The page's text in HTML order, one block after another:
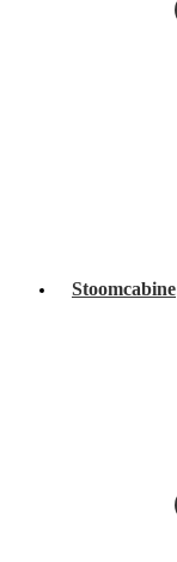
Stoomcabine